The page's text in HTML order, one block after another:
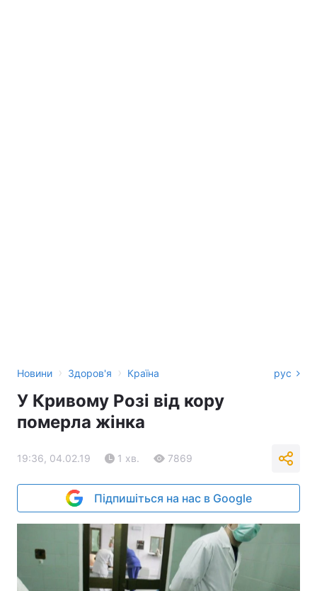
Новини › Здоров'я › Країна рус
У Кривому Розі від кору
померла жінка
19:36, 04.02.19 1 хв. 7869
Підпишіться на нас в Google